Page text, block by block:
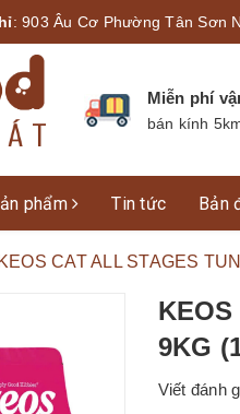
: 903 Âu Cơ Phường Tân Sơn
Miễn phí
bán kính
phẩm Tin tức Bản
KEOS CAT ALL STAGES
9KG
Viết đánh